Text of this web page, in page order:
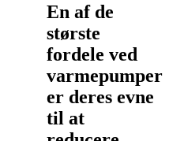
En af de
største
fordele ved
varmepumper
er deres evne
til at